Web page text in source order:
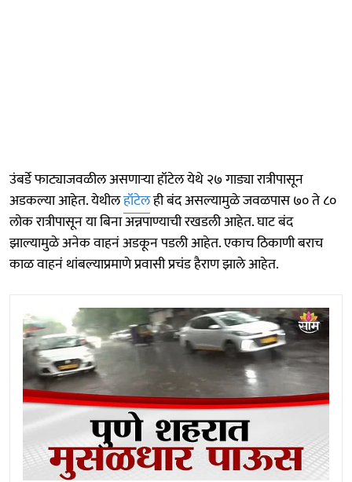
उंबर्डे फाट्याजवळील असणाऱ्या हॉटेल येथे २७ गाड्या रात्रीपासून
अडकल्या आहेत. येथीलहॉटेलही बंद असल्यामुळे जवळपास ७० ते ८०
लोक रात्रीपासून या बिना अन्नपाण्याची रखडली आहेत. घाट बंद
झाल्यामुळे अनेक वाहनं अडकून पडली आहेत. एकाच ठिकाणी बराच
काळ वाहनं थांबल्याप्रमाणे प्रवासी प्रचंड हैराण झाले आहेत.